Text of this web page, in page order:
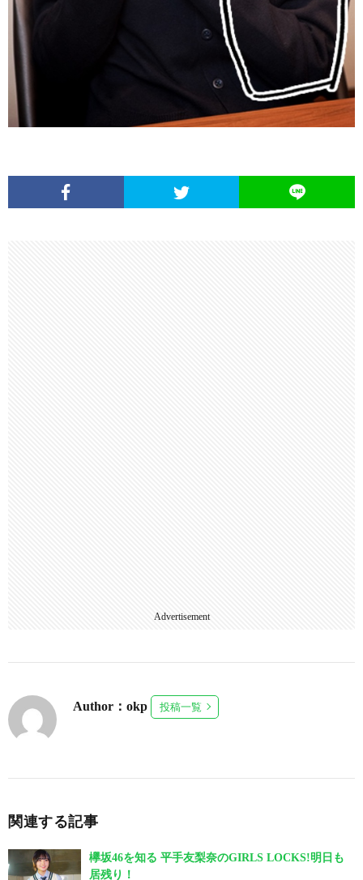
Advertisement
Author：okp 投稿一覧
関連する記事
欅坂46を知る 平手友梨奈のGIRLS LOCKS!明日も
居残り！